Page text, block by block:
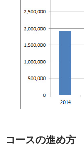
コースの進め方